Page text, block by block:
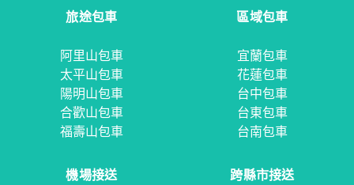
旅途包車
阿里山包車
太平山包車
陽明山包車
合歡山包車
福壽山包車
區域包車
宜蘭包車
花蓮包車
台中包車
台東包車
台南包車
機場接送 跨縣市接送